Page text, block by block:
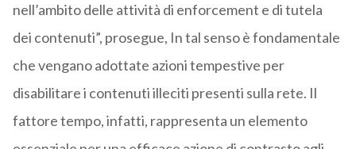
nell’ambito delle attività di enforcement e di tutela
dei contenuti”, prosegue, In tal senso è fondamentale
che vengano adottate azioni tempestive per
disabilitare i contenuti illeciti presenti sulla rete. Il
fattore tempo, infatti, rappresenta un elemento